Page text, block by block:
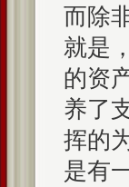
而除
就是
的资
养了
挥的
是有